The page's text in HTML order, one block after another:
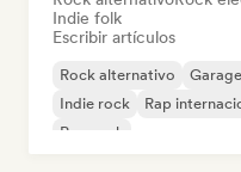
Indie folk
Escribir artículos
Rock alternativo
Indie rock
Rap
Pop rock